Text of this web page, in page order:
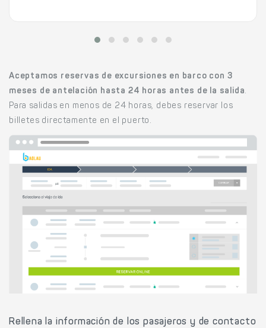
Aceptamos reservas de excursiones en barco con 3
meses de antelación hasta 24 horas antes de la salida.
Para salidas en menos de 24 horas, debes reservar los
billetes directamente en el puerto.
Rellena la información de los pasajeros y de contacto